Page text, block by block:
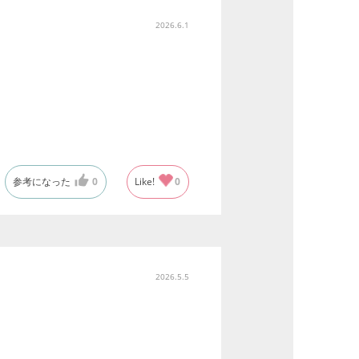
2026.6.1
参考になった 0 Like! 0
2026.5.5